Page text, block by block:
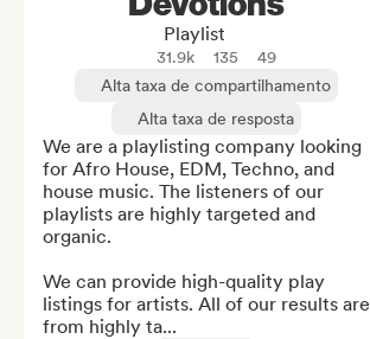
Playlist
31.9k 135
49
Alta taxa de compartilhamento
Alta taxa de resposta
We are a playlisting company looking
for Afro House, EDM, Techno, and
house music. The listeners of our
playlists are highly targeted and
organic.
We can provide high-quality play
listings for artists. All of our results are
from highly ta...